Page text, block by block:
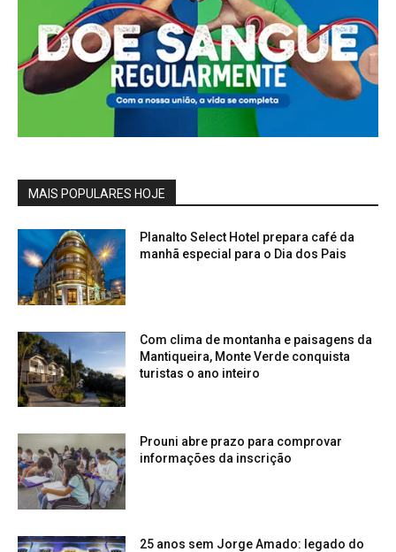
MAIS POPULARES HOJE
Planalto Select Hotel prepara café da
manhã especial para o Dia dos Pais
Com clima de montanha e paisagens da
Mantiqueira, Monte Verde conquista
turistas o ano inteiro
Prouni abre prazo para comprovar
informações da inscrição
25 anos sem Jorge Amado: legado do